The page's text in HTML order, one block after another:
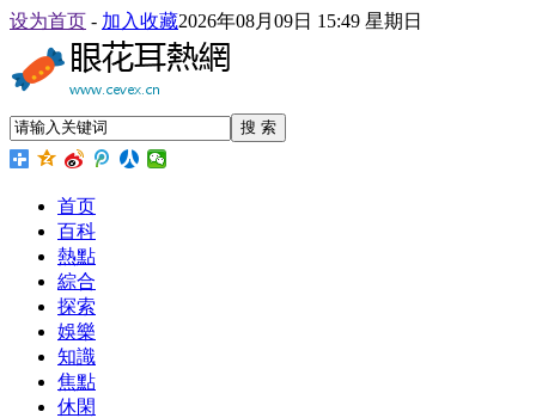
设为首页 - 加入收藏2026年08月09日 15:49 星期日
搜 索
首页
百科
熱點
綜合
探索
娛樂
知識
焦點
休閑